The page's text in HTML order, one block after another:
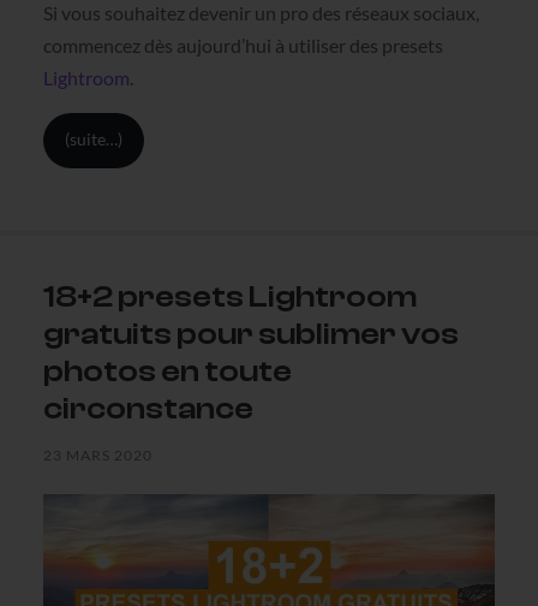
Si vous souhaitez devenir un pro des réseaux sociaux,
commencez dès aujourd’hui à utiliser des presets
Lightroom.
(suite…)
18+2 presets Lightroom
gratuits pour sublimer vos
photos en toute
circonstance
23 MARS 2020